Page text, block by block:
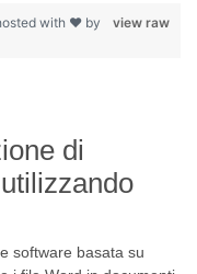
view raw
with ❤ by
di
software basata su